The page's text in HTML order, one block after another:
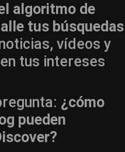
algoritmo de
tus búsquedas
vídeos y
tus intereses
¿cómo
pueden